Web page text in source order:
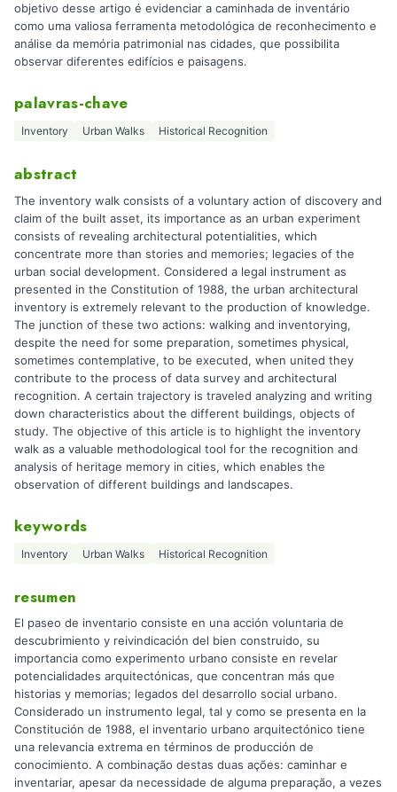
objetivo desse artigo é evidenciar a caminhada de inventário
como uma valiosa ferramenta metodológica de reconhecimento e
análise da memória patrimonial nas cidades, que possibilita
observar diferentes edifícios e paisagens.
palavras-chave
Inventory Urban Walks Historical Recognition
abstract
The inventory walk consists of a voluntary action of discovery and
claim of the built asset, its importance as an urban experiment
consists of revealing architectural potentialities, which
concentrate more than stories and memories; legacies of the
urban social development. Considered a legal instrument as
presented in the Constitution of 1988, the urban architectural
inventory is extremely relevant to the production of knowledge.
The junction of these two actions: walking and inventorying,
despite the need for some preparation, sometimes physical,
sometimes contemplative, to be executed, when united they
contribute to the process of data survey and architectural
recognition. A certain trajectory is traveled analyzing and writing
down characteristics about the different buildings, objects of
study. The objective of this article is to highlight the inventory
walk as a valuable methodological tool for the recognition and
analysis of heritage memory in cities, which enables the
observation of different buildings and landscapes.
keywords
Inventory Urban Walks Historical Recognition
resumen
El paseo de inventario consiste en una acción voluntaria de
descubrimiento y reivindicación del bien construido, su
importancia como experimento urbano consiste en revelar
potencialidades arquitectónicas, que concentran más que
historias y memorias; legados del desarrollo social urbano.
Considerado un instrumento legal, tal y como se presenta en la
Constitución de 1988, el inventario urbano arquitectónico tiene
una relevancia extrema en términos de producción de
conocimiento. A combinação destas duas ações: caminhar e
inventariar, apesar da necessidade de alguma preparação, a vezes